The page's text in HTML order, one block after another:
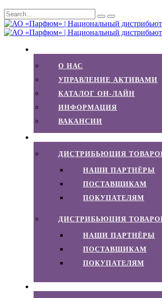
О НАС
УПРАВЛЕНИЕ АКТИВАМИ
КАТАЛОГ ОН-ЛАЙН
ИНФОРМАЦИЯ
ВАКАНСИИ
ДИСТРИБЬЮЦИЯ
НАШИ ПАРТНЁРЫ
ПОСТАВЩИКАМ
ПОКУПАТЕЛЯМ
ДИСТРИБЬЮЦИЯ
НАШИ ПАРТНЁРЫ
ПОСТАВЩИКАМ
ПОКУПАТЕЛЯМ